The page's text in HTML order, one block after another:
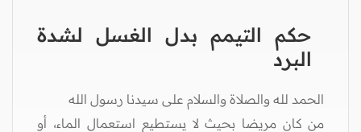
حكم التيمم بدل الغسل لشدة
البرد
الحمد لله والصلاة والسلام على سيدنا رسول الله
من كان مريضا بحيث لا يستطيع استعمال الماء، أو